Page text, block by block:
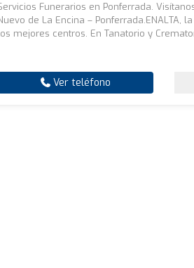
Funerarios en Ponferrada.
de La Encina – Ponferrada.ENALTA,
mejores centros. En Tanatorio y
Ver teléfono